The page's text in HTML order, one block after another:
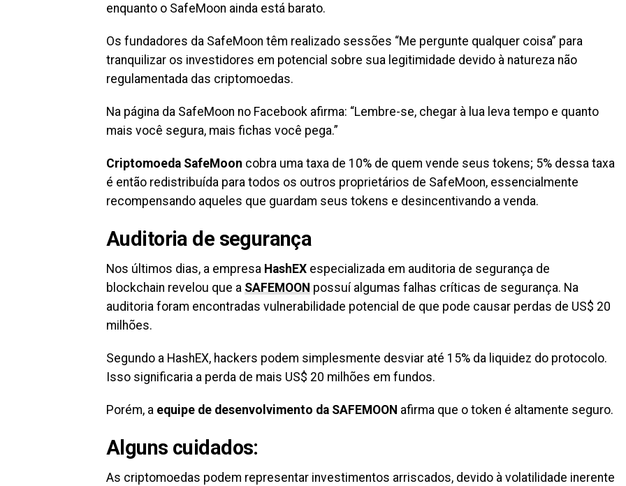
enquanto o SafeMoon ainda está barato.
Os fundadores da SafeMoon têm realizado sessões “Me pergunte qualquer coisa” para
tranquilizar os investidores em potencial sobre sua legitimidade devido à natureza não
regulamentada das criptomoedas.
Na página da SafeMoon no Facebook afirma: “Lembre-se, chegar à lua leva tempo e quanto
mais você segura, mais fichas você pega.”
Criptomoeda SafeMoon cobra uma taxa de 10% de quem vende seus tokens; 5% dessa taxa
é então redistribuída para todos os outros proprietários de SafeMoon, essencialmente
recompensando aqueles que guardam seus tokens e desincentivando a venda.
Auditoria de segurança
Nos últimos dias, a empresa HashEX especializada em auditoria de segurança de
blockchain revelou que a SAFEMOON possuí algumas falhas críticas de segurança. Na
auditoria foram encontradas vulnerabilidade potencial de que pode causar perdas de US$ 20
milhões.
Segundo a HashEX, hackers podem simplesmente desviar até 15% da liquidez do protocolo.
Isso significaria a perda de mais US$ 20 milhões em fundos.
Porém, a equipe de desenvolvimento da SAFEMOON afirma que o token é altamente seguro.
Alguns cuidados:
As criptomoedas podem representar investimentos arriscados, devido à volatilidade inerente